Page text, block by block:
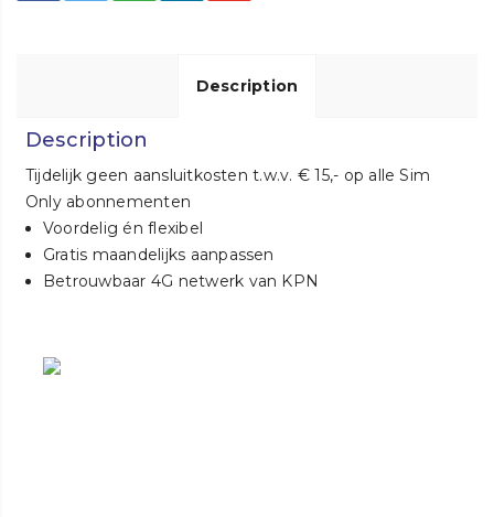
Description
Description
Tijdelijk geen aansluitkosten t.w.v. € 15,- op alle Sim
Only abonnementen
Voordelig én flexibel
Gratis maandelijks aanpassen
Betrouwbaar 4G netwerk van KPN